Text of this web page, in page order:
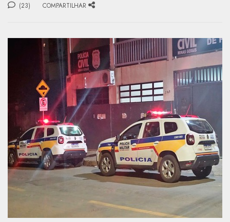
(23) COMPARTILHAR